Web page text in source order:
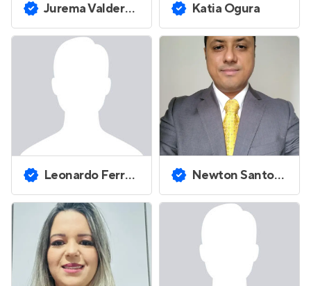
Jurema Valderez Cyrillo Rufino Katia Ogura
Leonardo Ferreira Barão Newton Santos de Souza